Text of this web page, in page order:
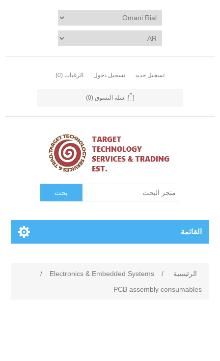
تسجيل جديد تسجيل دخول الرغبات (0)
سلة التسوق (0)
بحث
القائمة
الرئيسية /
Electronics & Embedded Systems
/
PCB assembly consumables